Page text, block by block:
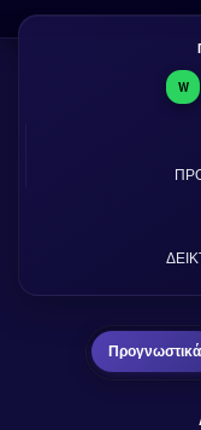
W
Προγνωστικά